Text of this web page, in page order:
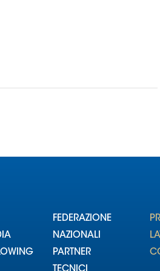
FEDERAZIONE
NAZIONALI
PARTNER